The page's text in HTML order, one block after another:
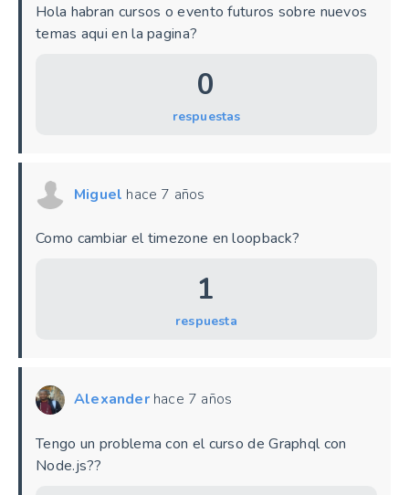
Hola habran cursos o evento futuros sobre nuevos
temas aqui en la pagina?
0
respuestas
Miguel hace 7 años
Como cambiar el timezone en loopback?
1
respuesta
Alexanderhace 7 años
Tengo un problema con el curso de Graphql con
Node.js??